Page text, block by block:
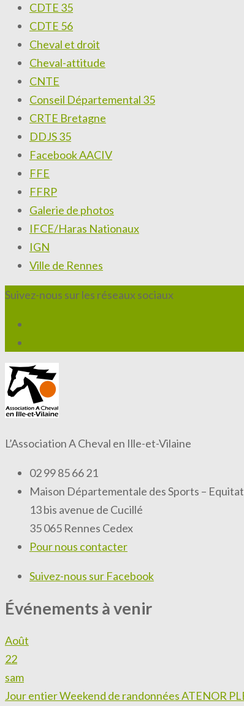
CDTE 35
CDTE 56
Cheval et droit
Cheval-attitude
CNTE
Conseil Départemental 35
CRTE Bretagne
DDJS 35
Facebook AACIV
FFE
FFRP
Galerie de photos
IFCE/Haras Nationaux
IGN
Ville de Rennes
Suivez-nous sur les réseaux sociaux
L’Association A Cheval en Ille-et-Vilaine
02 99 85 66 21
Maison Départementale des Sports –
13 bis avenue de Cucillé
35 065 Rennes Cedex
Pour nous contacter
Suivez-nous sur Facebook
Événements à venir
Août
22
sam
Jour entierWeekend de randonnées ATENOR